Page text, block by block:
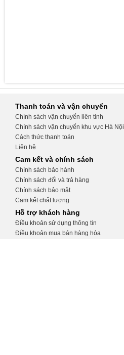
Thanh toán và vận chuyển
Chính sách vận chuyển liên tỉnh
Chính sách vận chuyển khu vực Hà Nội
Cách thức thanh toán
Liên hệ
Cam kết và chính sách
Chính sách bảo hành
Chính sách đổi và trả hàng
Chính sách bảo mật
Cam kết chất lượng
Hỗ trợ khách hàng
Điều khoản sử dụng thông tin
Điều khoản mua bán hàng hóa